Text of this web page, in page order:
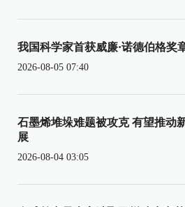
我国科学家首获威廉·诺德伯格奖
2026-08-05 07:40
石墨烯堆垛难题被攻克 有望推动
展
2026-08-04 03:05